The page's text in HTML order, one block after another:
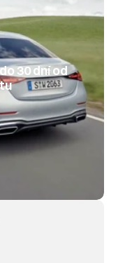
30 dní od